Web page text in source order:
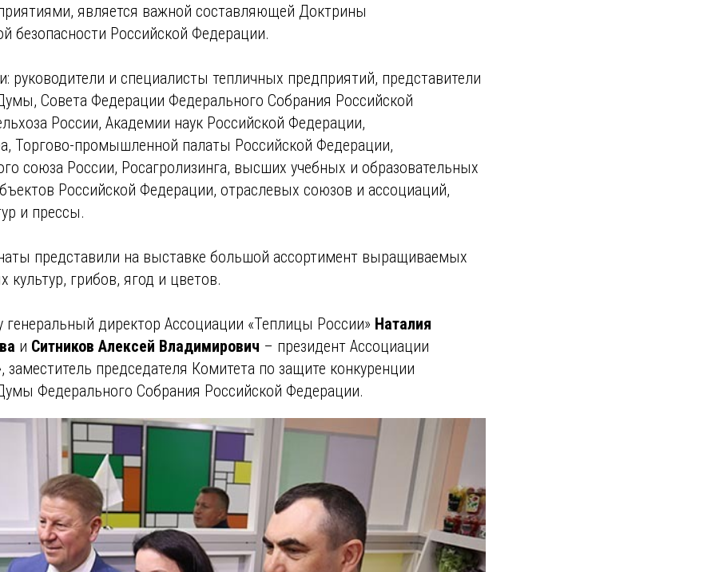
является важной составляющей Доктрины
безопасности Российской Федерации.
руководители и специалисты тепличных предприятий, представители
Совета Федерации Федерального Собрания Российской
России, Академии наук Российской Федерации,
Торгово-промышленной палаты Российской Федерации,
союза России, Росагролизинга, высших учебных и образовательных
Российской Федерации, отраслевых союзов и ассоциаций,
и прессы.
представили на выставке большой ассортимент выращиваемых
культур, грибов, ягод и цветов.
директор Ассоциации «Теплицы России» Наталия
и Ситников Алексей Владимирович – президент Ассоциации
заместитель председателя Комитета по защите конкуренции
Федерального Собрания Российской Федерации.